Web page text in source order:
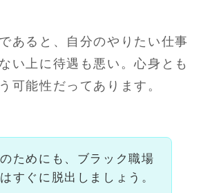
あると、自分のやりたい仕事
い上に待遇も悪い。心身とも
可能性だってあります。
ためにも、ブラック職場
すぐに脱出しましょう。